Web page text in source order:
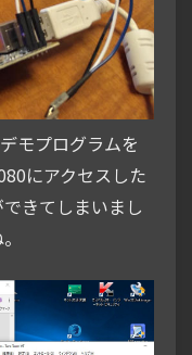
モプログラムを
にアクセスした
きてしまいまし